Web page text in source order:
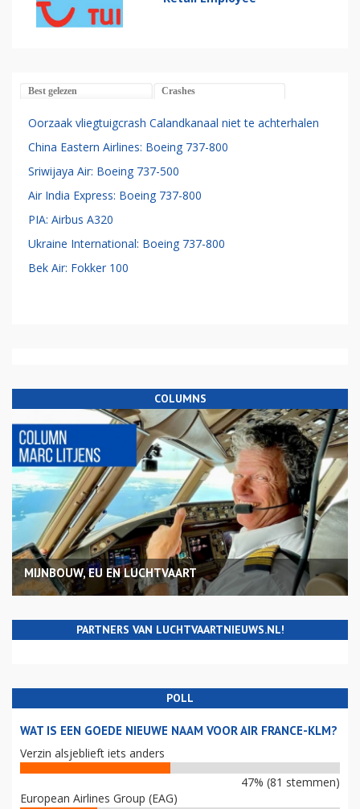
Best gelezen Crashes
Oorzaak vliegtuigcrash Calandkanaal niet te achterhalen
China Eastern Airlines: Boeing 737-800
Sriwijaya Air: Boeing 737-500
Air India Express: Boeing 737-800
PIA: Airbus A320
Ukraine International: Boeing 737-800
Bek Air: Fokker 100
COLUMNS
MIJNBOUW, EU EN LUCHTVAART
PARTNERS VAN LUCHTVAARTNIEUWS.NL!
POLL
WAT IS EEN GOEDE NIEUWE NAAM VOOR AIR FRANCE-KLM?
Verzin alsjeblieft iets anders
47% (81 stemmen)
European Airlines Group (EAG)